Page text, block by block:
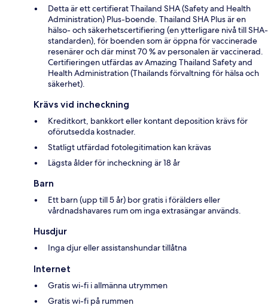
Detta är ett certifierat Thailand SHA (Safety and Health
Administration) Plus-boende. Thailand SHA Plus är en
hälso- och säkerhetscertifiering (en ytterligare nivå till SHA-
standarden), för boenden som är öppna för vaccinerade
resenärer och där minst 70 % av personalen är vaccinerad.
Certifieringen utfärdas av Amazing Thailand Safety and
Health Administration (Thailands förvaltning för hälsa och
säkerhet).
Krävs vid incheckning
Kreditkort, bankkort eller kontant deposition krävs för
oförutsedda kostnader.
Statligt utfärdad fotolegitimation kan krävas
Lägsta ålder för incheckning är 18 år
Barn
Ett barn (upp till 5 år) bor gratis i förälders eller
vårdnadshavares rum om inga extrasängar används.
Husdjur
Inga djur eller assistanshundar tillåtna
Internet
Gratis wi-fi i allmänna utrymmen
Gratis wi-fi på rummen